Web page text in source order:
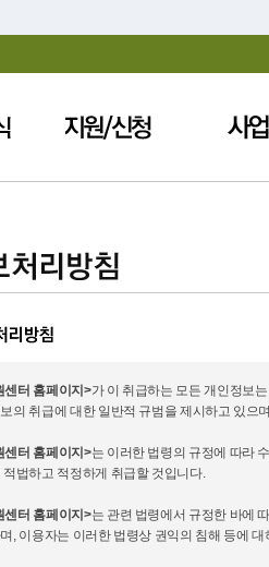
센터 홈페이지>가 이 취급하는 모든 개인정보
의 취급에 대한 일반적 규범을 제시하고 있으며,
센터 홈페이지>는 이러한 법령의 규정에 따라
적법하고 적정하게 취급할 것입니다.
센터 홈페이지>는 관련 법령에서 규정한 바에
, 이용자는 이러한 법령상 권익의 침해 등에